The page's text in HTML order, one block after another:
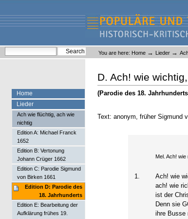
content.
navigation
Liederlexikon
Personal
tools
You are here: Home → Lieder →
D. Ach! wie
(Parodie des 18.
Text: anonym, früher Sigmund
Mel. Ach!
1.
Ach! wie
ach! wie
ist der
Denn sie
ihre Busse
Home
Lieder
Ach wie flüchtig, ach wie
nichtig
Edition A: Michael Franck
1652
Edition B: Vertonung
Johann Crüger 1662
Edition C: Parodie Sigmund
von Birken 1661
Edition D: Parodie des
18. Jahrhunderts
Edition E: Bearbeitung der
Aufklärung frühes 19.